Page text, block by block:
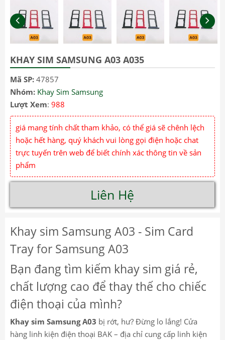
KHAY SIM SAMSUNG A03 A035
Mã SP: 47857
Nhóm: Khay Sim Samsung
Lượt Xem: 988
giá mang tính chất tham khảo, có thể giá sẽ chênh lệch
hoặc hết hàng, quý khách vui lòng gọi điện hoặc chat
trực tuyến trên web để biết chính xác thông tin về sản
phẩm
Liên Hệ
Khay sim Samsung A03 - Sim Card
Tray for Samsung A03
Bạn đang tìm kiếm khay sim giá rẻ,
chất lượng cao để thay thế cho chiếc
điện thoại của mình?
Khay sim Samsung A03 bị rớt, hư? Đừng lo lắng! Cửa
hàng linh kiện điện thoại BAK – địa chỉ cung cấp linh kiện